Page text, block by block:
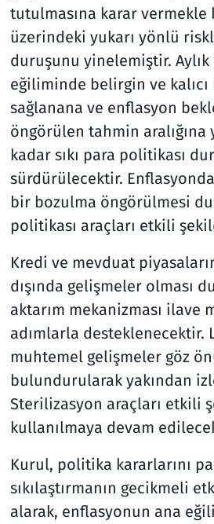
tutulmasına karar
üzerindeki yukarı yönlü
duruşunu yinelemiştir.
eğiliminde belirgin ve
sağlanana ve enflasyon
öngörülen tahmin aralığına
kadar sıkı para politikası
sürdürülecektir.
bir bozulma öngörülmesi
politikası araçları etkili
Kredi ve mevduat
dışında gelişmeler olması
aktarım mekanizması ilave
adımlarla desteklenecektir.
muhtemel gelişmeler göz
bulundurularak yakından
Sterilizasyon araçları etkili
kullanılmaya devam
Kurul, politika kararlarını
sıkılaştırmanın gecikmeli
alarak, enflasyonun ana